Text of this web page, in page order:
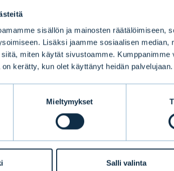
sisällön ja mainosten räätälöimiseen,
Lisäksi jaamme sosiaalisen median,
miten käytät sivustoamme.
kerätty, kun olet käyttänyt heidän palvelujaan.
Mieltymykset
Salli valinta
kysyttyä